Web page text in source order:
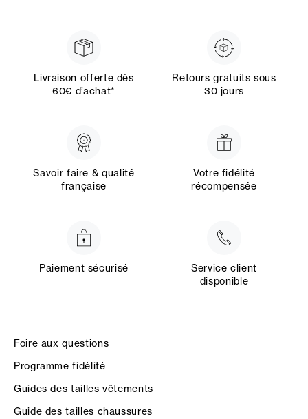
Livraison offerte dès
60€ d’achat*
Retours gratuits sous
30 jours
Savoir faire & qualité
française
Votre fidélité
récompensée
Paiement sécurisé
Service client
disponible
Foire aux questions
Programme fidélité
Guides des tailles vêtements
Guide des tailles chaussures